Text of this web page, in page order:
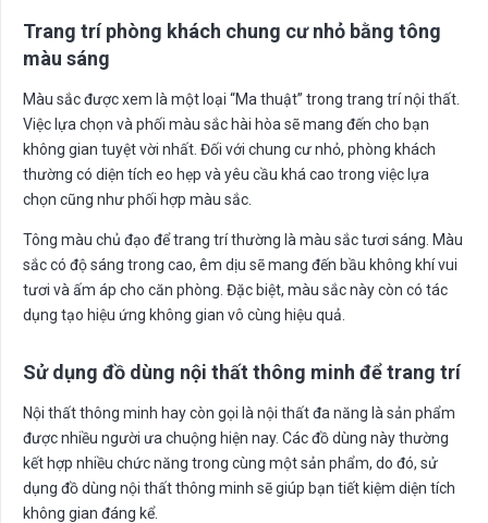
Trang trí phòng khách chung cư nhỏ bằng tông
màu sáng
Màu sắc được xem là một loại “Ma thuật” trong trang trí nội thất.
Việc lựa chọn và phối màu sắc hài hòa sẽ mang đến cho bạn
không gian tuyệt vời nhất. Đối với chung cư nhỏ, phòng khách
thường có diện tích eo hẹp và yêu cầu khá cao trong việc lựa
chọn cũng như phối hợp màu sắc.
Tông màu chủ đạo để trang trí thường là màu sắc tươi sáng. Màu
sắc có độ sáng trong cao, êm dịu sẽ mang đến bầu không khí vui
tươi và ấm áp cho căn phòng. Đặc biệt, màu sắc này còn có tác
dụng tạo hiệu ứng không gian vô cùng hiệu quả.
Sử dụng đồ dùng nội thất thông minh để trang trí
Nội thất thông minh hay còn gọi là nội thất đa năng là sản phẩm
được nhiều người ưa chuộng hiện nay. Các đồ dùng này thường
kết hợp nhiều chức năng trong cùng một sản phẩm, do đó, sử
dụng đồ dùng nội thất thông minh sẽ giúp bạn tiết kiệm diện tích
không gian đáng kể.